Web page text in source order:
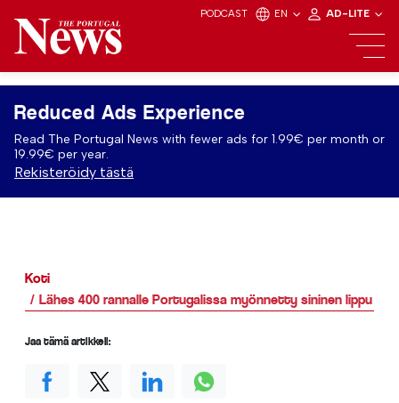
PODCAST EN AD-LITE
Reduced Ads Experience
Read The Portugal News with fewer ads for 1.99€ per month or
19.99€ per year.
Rekisteröidy tästä
Koti
Lähes 400 rannalle Portugalissa myönnetty sininen lippu
Jaa tämä artikkeli: